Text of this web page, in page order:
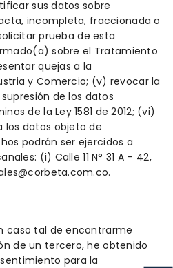
sus datos sobre
incompleta, fraccionada o
prueba de esta
sobre el Tratamiento
quejas a la
y Comercio; (v) revocar la
de los datos
de la Ley 1581 de 2012; (vi)
datos objeto de
podrán ser ejercidos a
(i) Calle 11 N° 31 A – 42,
caso tal de encontrarme
de un tercero, he obtenido
para la